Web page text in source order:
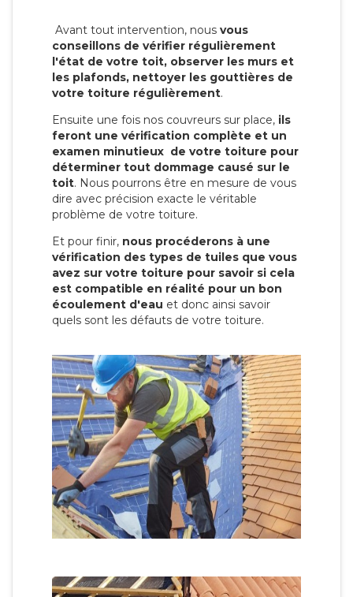
Avant tout intervention, nous vous
conseillons de vérifier régulièrement
l'état de votre toit, observer les murs et
les plafonds, nettoyer les gouttières de
votre toiture régulièrement.
Ensuite une fois nos couvreurs sur place, ils
feront une vérification complète et un
examen minutieux de votre toiture pour
déterminer tout dommage causé sur le
toit. Nous pourrons être en mesure de vous
dire avec précision exacte le véritable
problème de votre toiture.
Et pour finir, nous procéderons à une
vérification des types de tuiles que vous
avez sur votre toiture pour savoir si cela
est compatible en réalité pour un bon
écoulement d'eau et donc ainsi savoir
quels sont les défauts de votre toiture.